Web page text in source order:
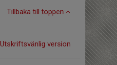
Tillbaka till toppen
Utskriftsvänlig version